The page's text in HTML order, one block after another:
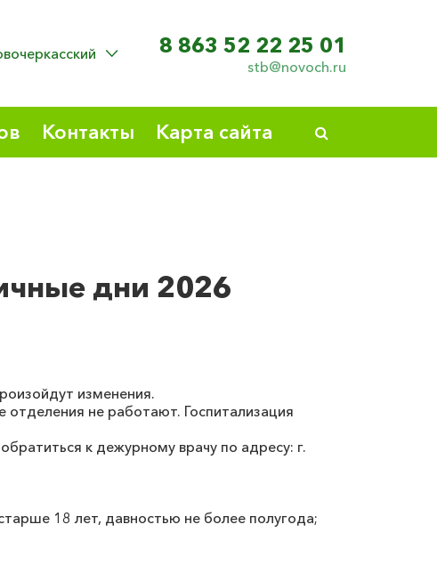
8 863 52 22 25 01
stb@novoch.ru
Контакты Карта сайта
дни 2026
изменения.
не работают. Госпитализация
к дежурному врачу по адресу: г.
18 лет, давностью не более полугода;